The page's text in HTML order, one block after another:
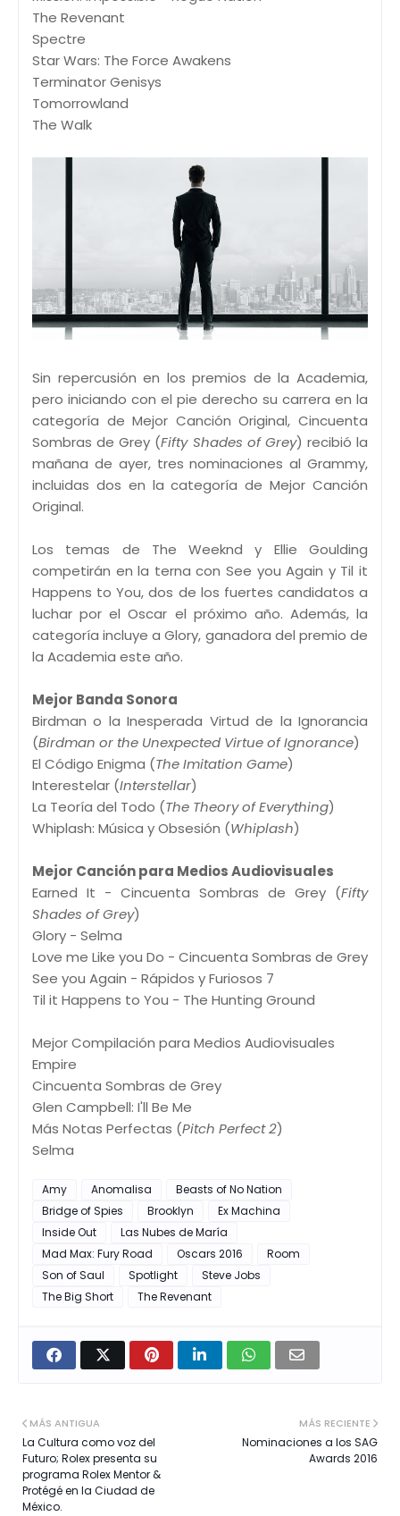
The Revenant
Spectre
Star Wars: The Force Awakens
Terminator Genisys
Tomorrowland
The Walk
Sin repercusión en los premios de la Academia,
pero iniciando con el pie derecho su carrera en la
categoría de Mejor Canción Original, Cincuenta
Sombras de Grey (Fifty Shades of Grey) recibió la
mañana de ayer, tres nominaciones al Grammy,
incluidas dos en la categoría de Mejor Canción
Original.
Los temas de The Weeknd y Ellie Goulding
competirán en la terna con See you Again y Til it
Happens to You, dos de los fuertes candidatos a
luchar por el Oscar el próximo año. Además, la
categoría incluye a Glory, ganadora del premio de
la Academia este año.
Mejor Banda Sonora
Birdman o la Inesperada Virtud de la Ignorancia
(Birdman or the Unexpected Virtue of Ignorance)
El Código Enigma (The Imitation Game)
Interestelar (Interstellar)
La Teoría del Todo (The Theory of Everything)
Whiplash: Música y Obsesión (Whiplash)
Mejor Canción para Medios Audiovisuales
Earned It - Cincuenta Sombras de Grey (Fifty
Shades of Grey)
Glory - Selma
Love me Like you Do - Cincuenta Sombras de Grey
See you Again - Rápidos y Furiosos 7
Til it Happens to You - The Hunting Ground
Mejor Compilación para Medios Audiovisuales
Empire
Cincuenta Sombras de Grey
Glen Campbell: I'll Be Me
Más Notas Perfectas (Pitch Perfect 2)
Selma
Amy Anomalisa
Beasts of No Nation
Bridge of Spies
Brooklyn
Ex Machina
Inside Out
Las Nubes de María
Mad Max: Fury Road
Oscars 2016
Room
Son of Saul
Spotlight
Steve Jobs
The Big Short
The Revenant
MÁS RECIENTE
Nominaciones a los SAG
Awards 2016
MÁS ANTIGUA
La Cultura como voz del
Futuro; Rolex presenta su
programa Rolex Mentor &
Protégé en la Ciudad de
México.